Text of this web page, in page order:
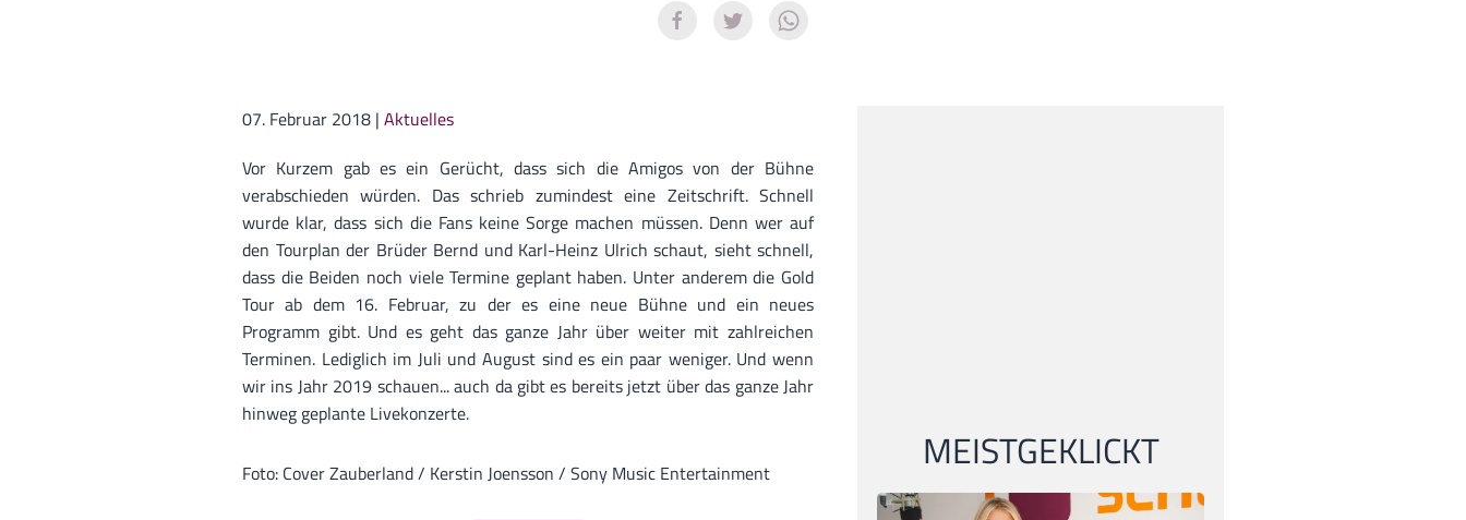
07. Februar 2018 | Aktuelles
Vor Kurzem gab es ein Gerücht, dass sich die Amigos von der Bühne
verabschieden würden. Das schrieb zumindest eine Zeitschrift. Schnell
wurde klar, dass sich die Fans keine Sorge machen müssen. Denn wer auf
den Tourplan der Brüder Bernd und Karl-Heinz Ulrich schaut, sieht schnell,
dass die Beiden noch viele Termine geplant haben. Unter anderem die Gold
Tour ab dem 16. Februar, zu der es eine neue Bühne und ein neues
Programm gibt. Und es geht das ganze Jahr über weiter mit zahlreichen
Terminen. Lediglich im Juli und August sind es ein paar weniger. Und wenn
wir ins Jahr 2019 schauen... auch da gibt es bereits jetzt über das ganze Jahr
hinweg geplante Livekonzerte.
Foto: Cover Zauberland / Kerstin Joensson / Sony Music Entertainment MEISTGEKLICKT